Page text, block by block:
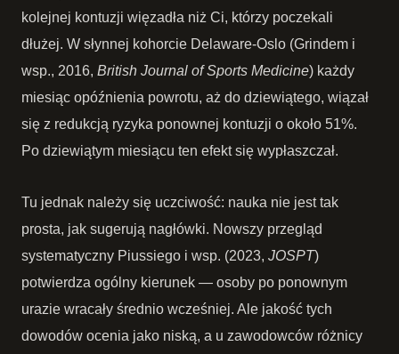
kolejnej kontuzji więzadła niż Ci, którzy poczekali
dłużej. W słynnej kohorcie Delaware-Oslo (Grindem i
wsp., 2016, British Journal of Sports Medicine) każdy
miesiąc opóźnienia powrotu, aż do dziewiątego, wiązał
się z redukcją ryzyka ponownej kontuzji o około 51%.
Po dziewiątym miesiącu ten efekt się wypłaszczał.
Tu jednak należy się uczciwość: nauka nie jest tak
prosta, jak sugerują nagłówki. Nowszy przegląd
systematyczny Piussiego i wsp. (2023, JOSPT)
potwierdza ogólny kierunek — osoby po ponownym
urazie wracały średnio wcześniej. Ale jakość tych
dowodów ocenia jako niską, a u zawodowców różnicy